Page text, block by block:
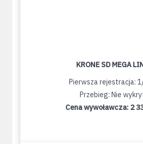
KRONE SD MEGA
Pierwsza rejestracja:
Przebieg: Nie
Cena wywoławcza: 2